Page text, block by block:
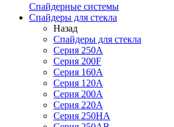
Спайдерные системы
Спайдеры для стекла
Назад
Спайдеры для стекла
Серия 250А
Серия 200F
Серия 160А
Серия 120A
Серия 200А
Серия 220А
Серия 250HA